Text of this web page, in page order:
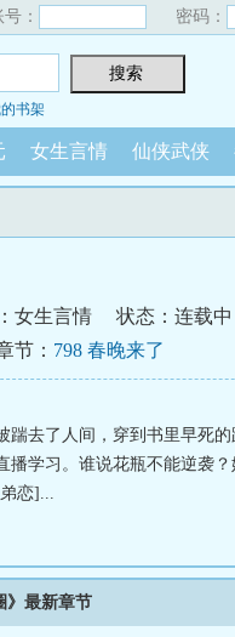
号： 密码：
书架
女生言情 仙侠武侠
女生言情
状态：连载中
节： 798 春晚来了
去了人间，穿到书里早死的
播学习。谁说花瓶不能逆袭
恋]...
》最新章节